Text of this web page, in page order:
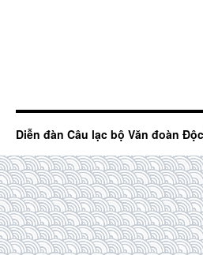
Diễn đàn Câu lạc bộ Văn đoàn